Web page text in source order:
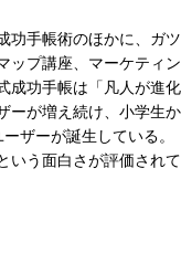
功手帳術のほかに、ガツ
ップ講座、マーケティン
成功手帳は「凡人が進化
ーが増え続け、小学生か
ザーが誕生している。
いう面白さが評価されて